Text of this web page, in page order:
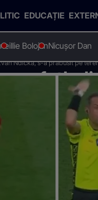
EDUCAȚIE
Ilie BolojanNicușor Dan
Ndicka, s-a prabusit pe
Nu a